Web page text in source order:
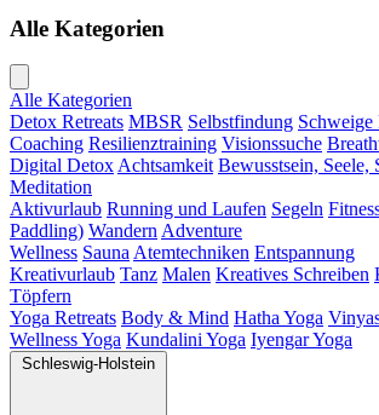
Alle Kategorien
Alle Kategorien
Detox Retreats MBSR Selbstfindung Schweige
Coaching Resilienztraining Visionssuche
Digital Detox Achtsamkeit Bewusstsein, Seele,
Meditation
Aktivurlaub Running und Laufen Segeln
Paddling) Wandern Adventure
Wellness Sauna Atemtechniken Entspannung
Kreativurlaub Tanz Malen Kreatives Schreiben
Töpfern
Yoga Retreats Body & Mind Hatha Yoga
Wellness Yoga Kundalini Yoga Iyengar Yoga
Schleswig-Holstein